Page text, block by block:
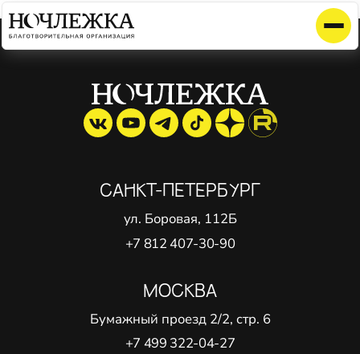
Элемент не найден!
САНКТ-ПЕТЕРБУРГ
ул. Боровая, 112Б
+7 812 407-30-90
МОСКВА
Бумажный проезд 2/2, стр. 6
+7 499 322-04-27